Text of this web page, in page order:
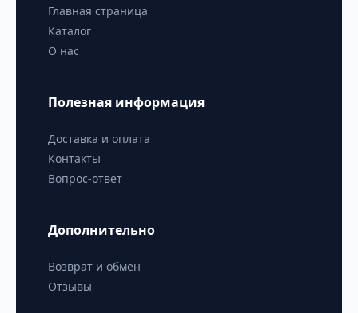
Главная страница
Каталог
О нас
Полезная информация
Доставка и оплата
Контакты
Вопрос-ответ
Дополнительно
Возврат и обмен
Отзывы